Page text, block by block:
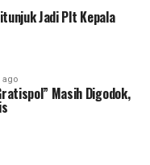
Jadi Plt Kepala
ago
Masih Digodok,